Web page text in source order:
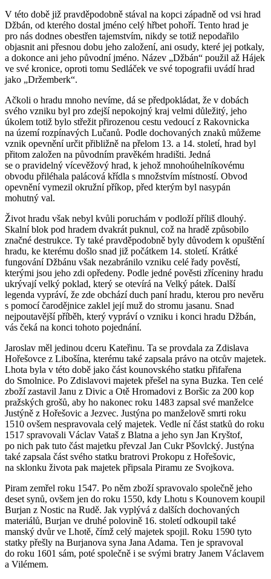
V této době již pravděpodobně stával na kopci západně od vsi hrad
Džbán, od kterého dostal jméno celý hřbet pohoří. Tento hrad je
pro nás dodnes obestřen tajemstvím, nikdy se totiž nepodařilo
objasnit ani přesnou dobu jeho založení, ani osudy, které jej potkaly,
a dokonce ani jeho původní jméno. Název „Džbán“ použil až Hájek
ve své kronice, oproti tomu Sedláček ve své topografii uvádí hrad
jako „Držemberk“.
Ačkoli o hradu mnoho nevíme, dá se předpokládat, že v dobách
svého vzniku byl pro zdejší nepokojný kraj velmi důležitý, jeho
úkolem totiž bylo střežit přirozenou cestu vedoucí z Rakovnicka
na území rozpínavých Lučanů. Podle dochovaných znaků můžeme
vznik opevnění určit přibližně na přelom 13. a 14. století, hrad byl
přitom založen na původním pravěkém hradišti. Jedná
se o pravidelný vícevěžový hrad, k jehož mnohoúhelníkovému
obvodu přiléhala palácová křídla s množstvím místností. Obvod
opevnění vymezil okružní příkop, před kterým byl nasypán
mohutný val.
Život hradu však nebyl kvůli poruchám v podloží příliš dlouhý.
Skalní blok pod hradem dvakrát puknul, což na hradě způsobilo
značné destrukce. Ty také pravděpodobně byly důvodem k opuštění
hradu, ke kterému došlo snad již počátkem 14. století. Krátké
fungování Džbánu však nezabránilo vzniku celé řady pověstí,
kterými jsou jeho zdi opředeny. Podle jedné pověsti zříceniny hradu
ukrývají velký poklad, který se otevírá na Velký pátek. Další
legenda vypráví, že zde obchází duch paní hradu, kterou pro nevěru
s pomocí čarodějnice zaklel její muž do stromu jasanu. Snad
nejpoutavější příběh, který vypráví o vzniku i konci hradu Džbán,
vás čeká na konci tohoto pojednání.
Jaroslav měl jedinou dceru Kateřinu. Ta se provdala za Zdislava
Hořešovce z Libošína, kterému také zapsala právo na otcův majetek.
Lhota byla v této době jako část kounovského statku přifařena
do Smolnice. Po Zdislavovi majetek přešel na syna Buzka. Ten celé
zboží zastavil Janu z Divic a Otě Hromadovi z Boršic za 200 kop
pražských grošů, aby ho nakonec roku 1483 zapsal své manželce
Justýně z Hořešovic a Jezvec. Justýna po manželově smrti roku
1510 ovšem nespravovala celý majetek. Vedle ní část statků do roku
1517 spravovali Václav Vataš z Blatna a jeho syn Jan Kryštof,
po nich pak tuto část majetku převzal Jan Cukr Pšovlcký. Justýna
také zapsala část svého statku bratrovi Prokopu z Hořešovic,
na sklonku života pak majetek připsala Piramu ze Svojkova.
Piram zemřel roku 1547. Po něm zboží spravovalo společně jeho
deset synů, ovšem jen do roku 1550, kdy Lhotu s Kounovem koupil
Burjan z Nostic na Rudě. Jak vyplývá z dalších dochovaných
materiálů, Burjan ve druhé polovině 16. století odkoupil také
manský dvůr ve Lhotě, čímž celý majetek spojil. Roku 1590 tyto
statky přešly na Burjanova syna Jana Adama. Ten je spravoval
do roku 1601 sám, poté společně i se svými bratry Janem Václavem
a Vilémem.